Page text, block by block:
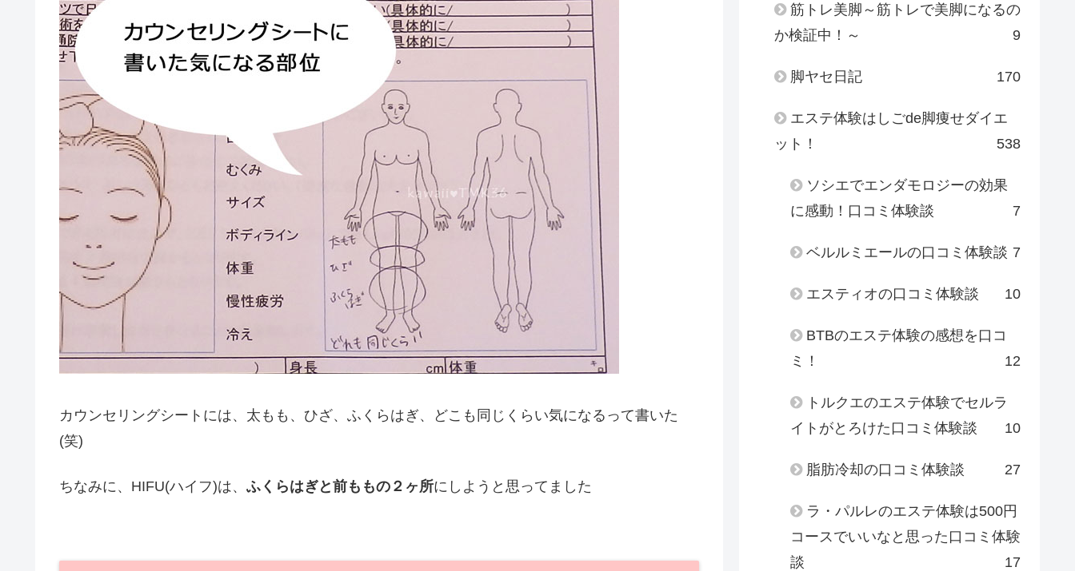
カウンセリングシートには、太もも、ひざ、ふくらはぎ、どこも同じくらい気になるって書いた
(笑)
ちなみに、HIFU(ハイフ)は、 ふくらはぎと前ももの２ヶ所にしようと思ってました
筋トレ美脚～筋トレで美脚になるの
か検証中！～
9
脚ヤセ日記 170
エステ体験はしごde脚痩せダイエ
ット！
538
ソシエでエンダモロジーの効果
に感動！口コミ体験談
7
ベルルミエールの口コミ体験談 7
エスティオの口コミ体験談 10
BTBのエステ体験の感想を口コ
ミ！
12
トルクエのエステ体験でセルラ
イトがとろけた口コミ体験談
10
脂肪冷却の口コミ体験談 27
ラ・パルレのエステ体験は500円
コースでいいなと思った口コミ体験
談
17